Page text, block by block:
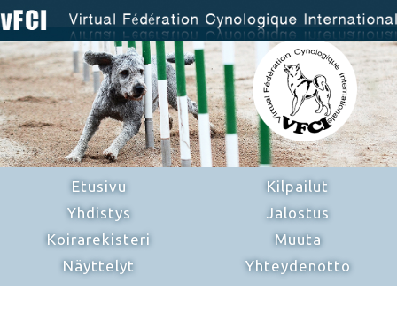
Etusivu
Yhdistys
Koirarekisteri
Näyttelyt
Kilpailut
Jalostus
Muuta
Yhteydenotto